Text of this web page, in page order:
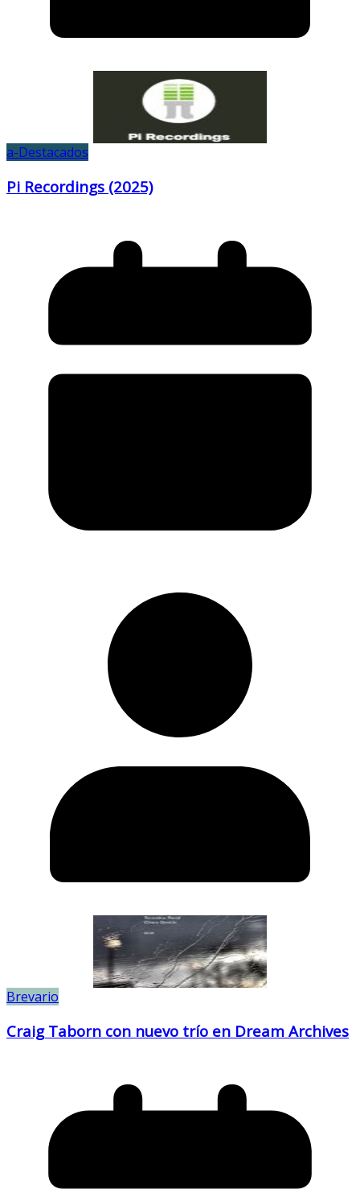
a-Destacados
Pi Recordings (2025)
Brevario
Craig Taborn con nuevo trío en Dream Archives